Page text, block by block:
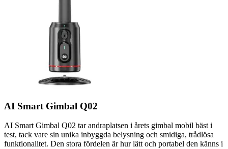
AI Smart Gimbal Q02
AI Smart Gimbal Q02 tar andraplatsen i årets gimbal mobil bäst i
test, tack vare sin unika inbyggda belysning och smidiga, trådlösa
funktionalitet. Den stora fördelen är hur lätt och portabel den känns i